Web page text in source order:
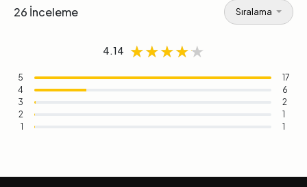
26 İnceleme Sıralama
4.14 ★★★★★
★★★★★
★★★★★
5
17
4
6
3
2
2
1
1
1